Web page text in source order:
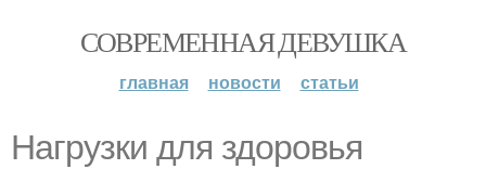
СОВРЕМЕННАЯ ДЕВУШКА
главная новости статьи
Нагрузки для здоровья